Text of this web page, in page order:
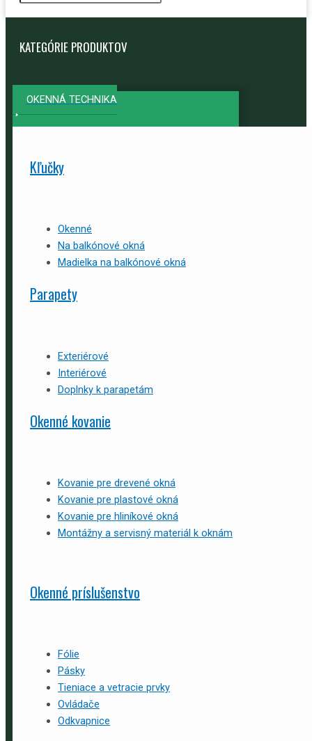
KATEGÓRIE PRODUKTOV
OKENNÁ TECHNIKA
Kľučky
Okenné
Na balkónové okná
Madielka na balkónové okná
Parapety
Exteriérové
Interiérové
Doplnky k parapetám
Okenné kovanie
Kovanie pre drevené okná
Kovanie pre plastové okná
Kovanie pre hliníkové okná
Montážny a servisný materiál k oknám
Okenné príslušenstvo
Fólie
Pásky
Tieniace a vetracie prvky
Ovládače
Odkvapnice